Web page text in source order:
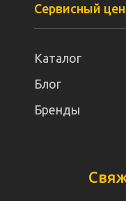
Сервисный
Каталог
Блог
Бренды